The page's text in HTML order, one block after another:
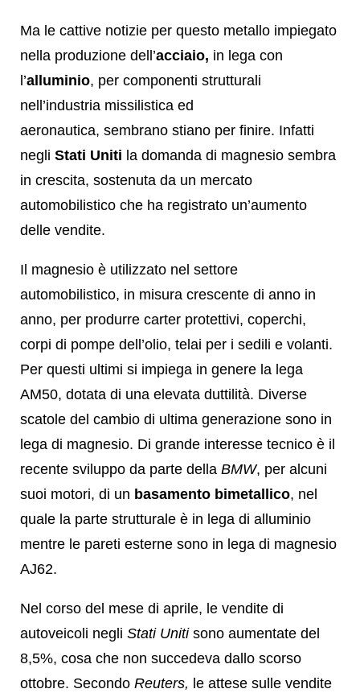
Ma le cattive notizie per questo metallo impiegato
nella produzione dell’acciaio, in lega con
l’alluminio, per componenti strutturali
nell’industria missilistica ed
aeronautica, sembrano stiano per finire. Infatti
negli Stati Uniti la domanda di magnesio sembra
in crescita, sostenuta da un mercato
automobilistico che ha registrato un’aumento
delle vendite.
Il magnesio è utilizzato nel settore
automobilistico, in misura crescente di anno in
anno, per produrre carter protettivi, coperchi,
corpi di pompe dell’olio, telai per i sedili e volanti.
Per questi ultimi si impiega in genere la lega
AM50, dotata di una elevata duttilità. Diverse
scatole del cambio di ultima generazione sono in
lega di magnesio. Di grande interesse tecnico è il
recente sviluppo da parte della BMW, per alcuni
suoi motori, di un basamento bimetallico, nel
quale la parte strutturale è in lega di alluminio
mentre le pareti esterne sono in lega di magnesio
AJ62.
Nel corso del mese di aprile, le vendite di
autoveicoli negli Stati Unitisono aumentate del
8,5%, cosa che non succedeva dallo scorso
ottobre. Secondo Reuters, le attese sulle vendite